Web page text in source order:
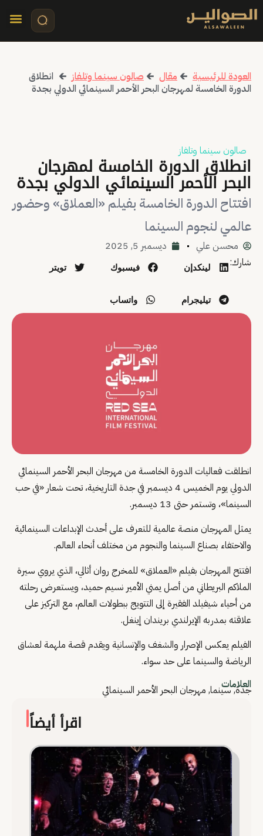
العودة للرئيسية 🡰 مقال 🡰 صالون سينما وتلفاز 🡰 انطلاق
الدورة الخامسة لمهرجان البحر الأحمر السينمائي الدولي بجدة
صالون سينما وتلفاز
انطلاق الدورة الخامسة لمهرجان
البحر الأحمر السينمائي الدولي بجدة
افتتاح الدورة الخامسة بفيلم «العملاق» وحضور
عالمي لنجوم السينما
محسن علي ديسمبر 5, 2025
لينكدإن فيسبوك تويتر
تيليجرام واتساب
شارك:
انطلقت فعاليات الدورة الخامسة من مهرجان البحر الأحمر السينمائي
الدولي يوم الخميس 4 ديسمبر في جدة التاريخية، تحت شعار «في حب
السينما»، وتستمر حتى 13 ديسمبر.
يمثل المهرجان منصة عالمية للتعرف على أحدث الإبداعات السينمائية
والاحتفاء بصناع السينما والنجوم من مختلف أنحاء العالم.
افتتح المهرجان بفيلم «العملاق» للمخرج روان أثالي، الذي يروي سيرة
الملاكم البريطاني من أصل يمني الأمير نسيم حميد، ويستعرض رحلته
من أحياء شيفيلد الفقيرة إلى التتويج ببطولات العالم، مع التركيز على
علاقته بمدربه الإيرلندي بريندان إينغل.
الفيلم يعكس الإصرار والشغف والإنسانية ويقدم قصة ملهمة لعشاق
الرياضة والسينما على حد سواء.
العلامات
جدة,سينما, مهرجان البحر الأحمر السينمائي
اقرأ أيضاً